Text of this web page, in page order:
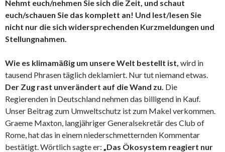
Nehmt euch/nehmen Sie sich die Zeit, und schaut
euch/schauen Sie das komplett an! Und lest/lesen Sie
nicht nur die sich widersprechenden Kurzmeldungen und
Stellungnahmen.
Wie es klimamäßig um unsere Welt bestellt ist, wird in
tausend Phrasen täglich deklamiert. Nur tut niemand etwas.
Der Zug rast unverändert auf die Wand zu. Die
Regierenden in Deutschland nehmen das billigend in Kauf.
Unser Beitrag zum Umweltschutz ist zum Makel verkommen.
Graeme Maxton, langjähriger Generalsekretär des Club of
Rome, hat das in einem niederschmetternden Kommentar
bestätigt. Wörtlich sagte er: „Das Ökosystem reagiert nur